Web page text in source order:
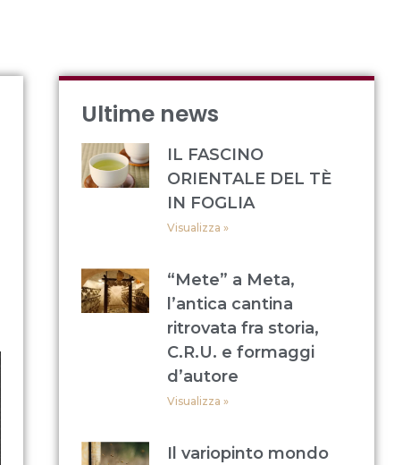
Ultime news
IL FASCINO
ORIENTALE DEL TÈ
IN FOGLIA
Visualizza »
“Mete” a Meta,
l’antica cantina
ritrovata fra storia,
C.R.U. e formaggi
d’autore
Visualizza »
Il variopinto mondo